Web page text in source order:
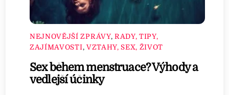
NEJNOVĚJŠÍ ZPRÁVY, RADY, TIPY,
ZAJÍMAVOSTI, VZTAHY, SEX, ŽIVOT
Sex během menstruace? Výhody a
vedlejší účinky